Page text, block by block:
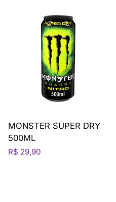
MONSTER SUPER DRY
500ML
R$ 29,90